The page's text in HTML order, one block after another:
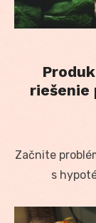
riešenie
Začnite
s